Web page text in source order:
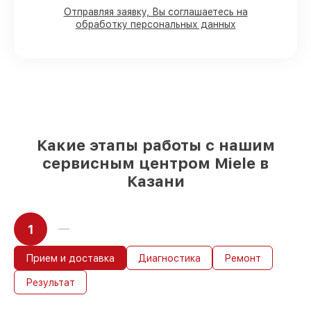
80%работ в присутствии заказчика
немедленном начале работ
Отправляя заявку, Вы соглашаетесь на
обработку персональных данных
Какие этапы работы с нашим
сервисным центром Miele в
Казани
1
Прием и доставка Диагностика Ремонт
Результат